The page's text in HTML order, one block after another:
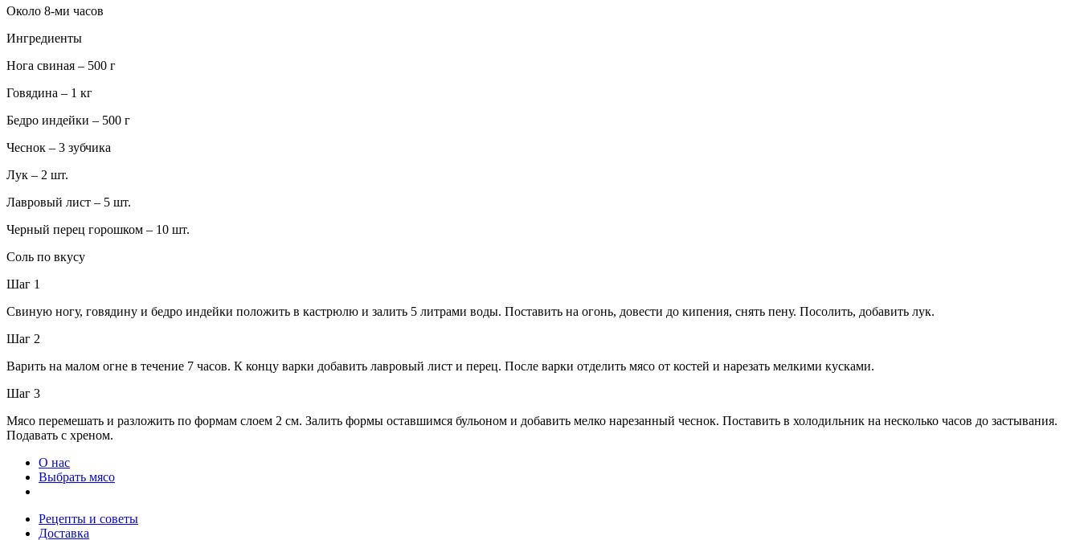
Около 8-ми часов
Ингредиенты
Нога свиная – 500 г
Говядина – 1 кг
Бедро индейки – 500 г
Чеснок – 3 зубчика
Лук – 2 шт.
Лавровый лист – 5 шт.
Черный перец горошком – 10 шт.
Соль по вкусу
Шаг 1
Свиную ногу, говядину и бедро индейки положить в кастрюлю и залить 5 литрами воды. Поставить на огонь, довести до кипения, снять пену. Посолить, добавить лук.
Шаг 2
Варить на малом огне в течение 7 часов. К концу варки добавить лавровый лист и перец. После варки отделить мясо от костей и нарезать мелкими кусками.
Шаг 3
Мясо перемешать и разложить по формам слоем 2 см. Залить формы оставшимся бульоном и добавить мелко нарезанный чеснок. Поставить в холодильник на несколько часов до застывания.
Подавать с хреном.
О нас
Выбрать мясо
Рецепты и советы
Доставка